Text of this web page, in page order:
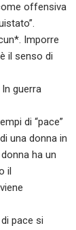
offensiva
Imporre
il senso di
guerra
di “pace”
una donna in
ha un
il
pace si